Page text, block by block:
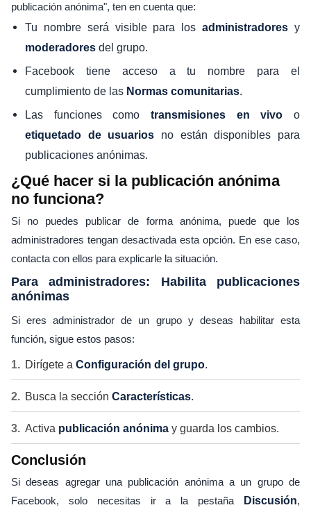
publicación anónima", ten en cuenta que:
Tu nombre será visible para losadministradores y
moderadores del grupo.
Facebook tiene acceso a tu nombre para el
cumplimiento de las Normas comunitarias.
Las funciones como transmisiones en vivo o
etiquetado de usuarios no están disponibles para
publicaciones anónimas.
¿Qué hacer si la publicación anónima
no funciona?
Si no puedes publicar de forma anónima, puede que los
administradores tengan desactivada esta opción. En ese caso,
contacta con ellos para explicarle la situación.
Para administradores: Habilita publicaciones
anónimas
Si eres administrador de un grupo y deseas habilitar esta
función, sigue estos pasos:
Dirígete a Configuración del grupo.
Busca la sección Características.
Activa publicación anónima y guarda los cambios.
Conclusión
Si deseas agregar una publicación anónima a un grupo de
Facebook, solo necesitas ir a la pestaña
Discusión,